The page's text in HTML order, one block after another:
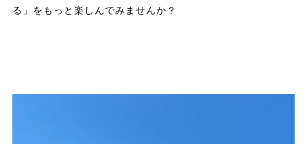
る」をもっと楽しんでみませんか？